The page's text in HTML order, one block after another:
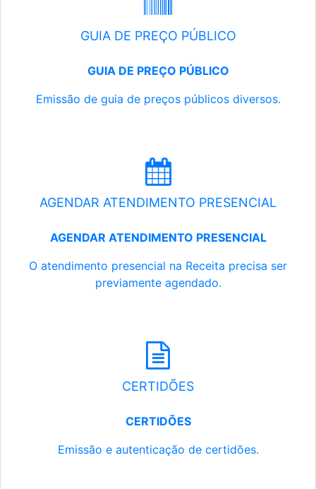
GUIA DE PREÇO PÚBLICO
GUIA DE PREÇO PÚBLICO
Emissão de guia de preços públicos diversos.
AGENDAR ATENDIMENTO PRESENCIAL
AGENDAR ATENDIMENTO PRESENCIAL
O atendimento presencial na Receita precisa ser
previamente agendado.
CERTIDÕES
CERTIDÕES
Emissão e autenticação de certidões.